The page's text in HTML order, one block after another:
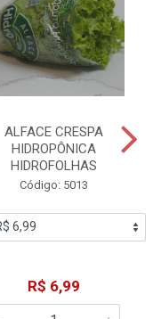
ALFACE CRESPA
HIDROPÔNICA
HIDROFOLHAS
Código: 5013
R$ 6,99